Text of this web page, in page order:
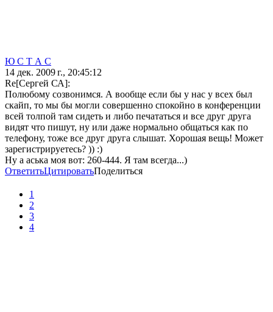
Ю С Т А С
14 дек. 2009 г., 20:45:12
Re[Сергей СА]:
Полюбому созвонимся. А вообще если бы у нас у всех был
скайп, то мы бы могли совершенно спокойно в конференции
всей толпой там сидеть и либо печататься и все друг друга
видят что пишут, ну или даже нормально общаться как по
телефону, тоже все друг друга слышат. Хорошая вещь! Может
зарегистрируетесь? )) :)
Ну а аська моя вот: 260-444. Я там всегда...)
ОтветитьЦитироватьПоделиться
1
2
3
4